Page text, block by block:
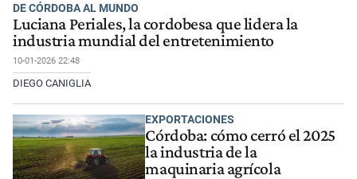
DE CÓRDOBA AL MUNDO
Luciana Periales, la cordobesa que lidera la
industria mundial del entretenimiento
10-01-2026 22:48
DIEGO CANIGLIA
EXPORTACIONES
Córdoba: cómo cerró el 2025
la industria de la
maquinaria agrícola